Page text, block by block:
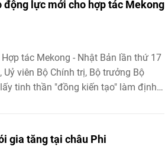
lực mới cho hợp tác Mekong
tác Mekong - Nhật Bản lần thứ 17
viên Bộ Chính trị, Bộ trưởng Bộ
tinh thần "đồng kiến tạo" làm định
gia tăng tại châu Phi